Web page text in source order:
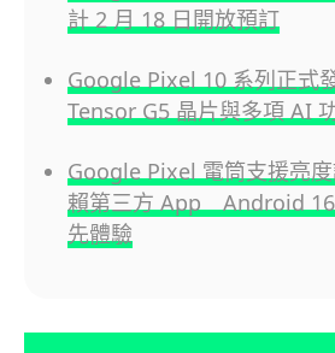
計 2 月 18 日開放預訂
Google Pixel 10 系列正式
Tensor G5 晶片與多項 AI
Google Pixel 電筒支援亮
賴第三方 App Android 16
先體驗